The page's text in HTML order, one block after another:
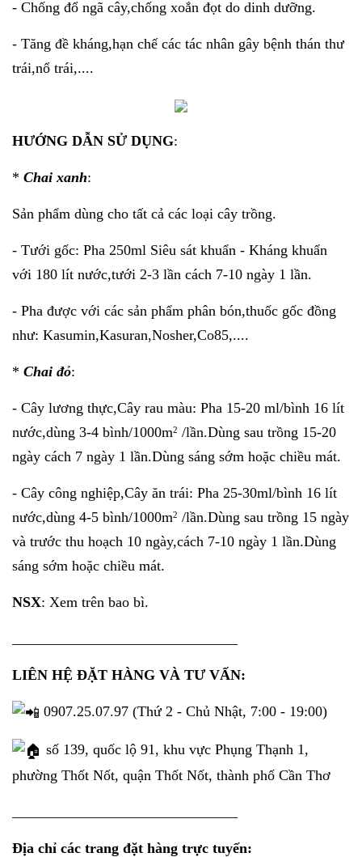
- Chống đổ ngã cây,chống xoắn đọt do dinh dưỡng.
- Tăng đề kháng,hạn chế các tác nhân gây bệnh thán thư
trái,nổ trái,....
HƯỚNG DẪN SỬ DỤNG:
* Chai xanh:
Sản phẩm dùng cho tất cả các loại cây trồng.
- Tưới gốc: Pha 250ml Siêu sát khuẩn - Kháng khuẩn
với 180 lít nước,tưới 2-3 lần cách 7-10 ngày 1 lần.
- Pha được với các sản phẩm phân bón,thuốc gốc đồng
như: Kasumin,Kasuran,Nosher,Co85,....
* Chai đỏ:
- Cây lương thực,Cây rau màu: Pha 15-20 ml/bình 16 lít
nước,dùng 3-4 bình/1000m2 /lần.Dùng sau trồng 15-20
ngày cách 7 ngày 1 lần.Dùng sáng sớm hoặc chiều mát.
- Cây công nghiệp,Cây ăn trái: Pha 25-30ml/bình 16 lít
nước,dùng 4-5 bình/1000m2 /lần.Dùng sau trồng 15 ngày
và trước thu hoạch 10 ngày,cách 7-10 ngày 1 lần.Dùng
sáng sớm hoặc chiều mát.
NSX: Xem trên bao bì.
LIÊN HỆ ĐẶT HÀNG VÀ TƯ VẤN:
0907.25.07.97 (Thứ 2 - Chủ Nhật, 7:00 - 19:00)
số 139, quốc lộ 91, khu vực Phụng Thạnh 1,
phường Thốt Nốt, quận Thốt Nốt, thành phố Cần Thơ
Địa chỉ các trang đặt hàng trực tuyến: